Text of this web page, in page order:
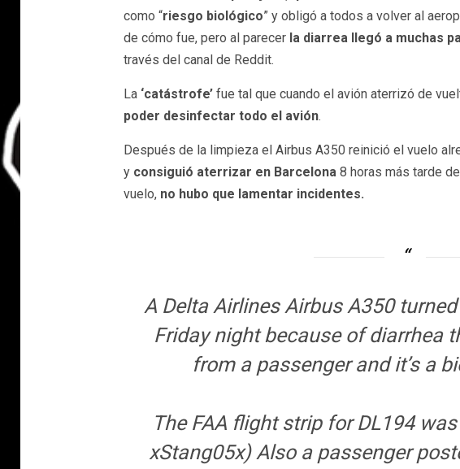
como “riesgo biológico” y obligó a todos a volver al
de cómo fue, pero al parecer la diarrea llegó a muchas
través del canal de Reddit.
La‘catástrofe’fue tal que cuando el avión aterrizó de
poder desinfectar todo el avión.
Después de la limpieza el Airbus A350 reinició el vuelo
y consiguió aterrizar en Barcelona 8 horas más tarde
vuelo, no hubo que lamentar incidentes.
A Delta Airlines Airbus A350
Friday night because of diarrhea
from a passenger and it’s a
The FAA flight strip for DL194
xStang05x) Also a passenger